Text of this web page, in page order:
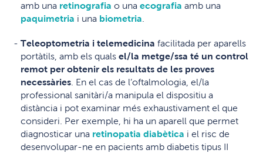
amb una retinografia o una ecografia amb una
paquimetria i una biometria
Teleoptometria i telemedicina facilitada per aparells
portàtils, amb els quals el/la metge/ssa té un control
remot per obtenir els resultats de les proves
necessàries . En el cas de l’oftalmologia, el/la
professional sanitàri/a manipula el dispositiu a
distància i pot examinar més exhaustivament el que
consideri. Per exemple, hi ha un aparell que permet
diagnosticar una retinopatia diabètica i el risc de
desenvolupar-ne en pacients amb diabetis tipus II